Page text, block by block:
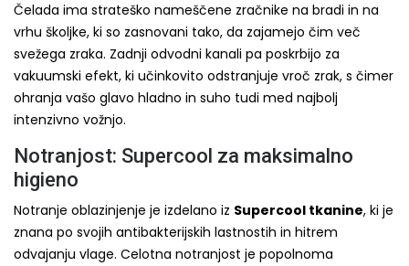
Čelada ima strateško nameščene zračnike na bradi in na
vrhu školjke, ki so zasnovani tako, da zajamejo čim več
svežega zraka. Zadnji odvodni kanali pa poskrbijo za
vakuumski efekt, ki učinkovito odstranjuje vroč zrak, s čimer
ohranja vašo glavo hladno in suho tudi med najbolj
intenzivno vožnjo.
Notranjost: Supercool za maksimalno
higieno
Notranje oblazinjenje je izdelano iz Supercool tkanine, ki je
znana po svojih antibakterijskih lastnostih in hitrem
odvajanju vlage. Celotna notranjost je popolnoma